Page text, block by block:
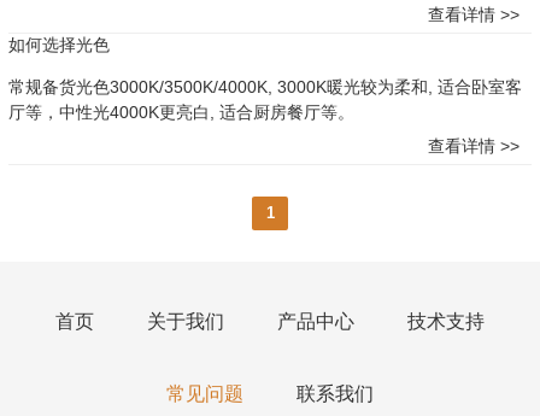
查看详情 >>
如何选择光色
常规备货光色3000K/3500K/4000K, 3000K暖光较为柔和, 适合卧室客
厅等，中性光4000K更亮白, 适合厨房餐厅等。
查看详情 >>
1
首页 关于我们 产品中心 技术支持
常见问题 联系我们